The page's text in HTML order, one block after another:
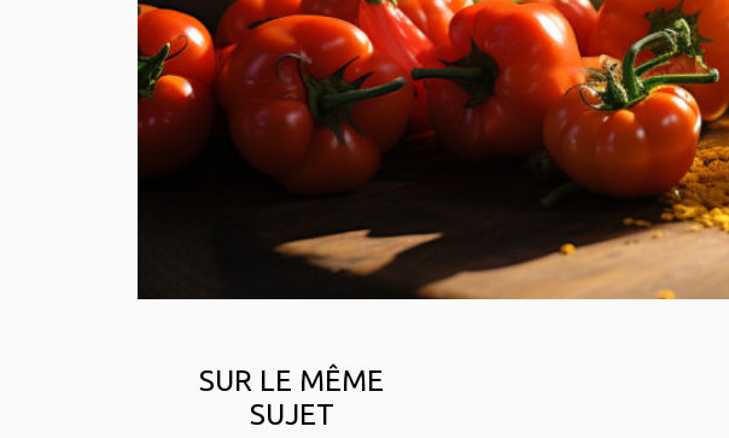
SUR LE MÊME
SUJET